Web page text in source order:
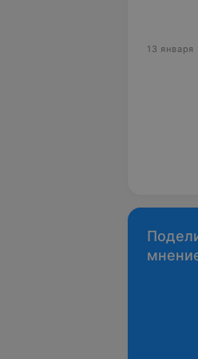
13 января